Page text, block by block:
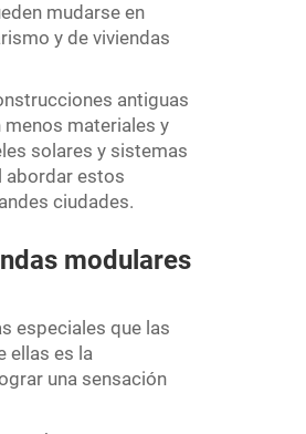
mudarse en
y de viviendas
antiguas
menos materiales y
solares y sistemas
abordar estos
ciudades.
modulares
especiales que las
ellas es la
una sensación